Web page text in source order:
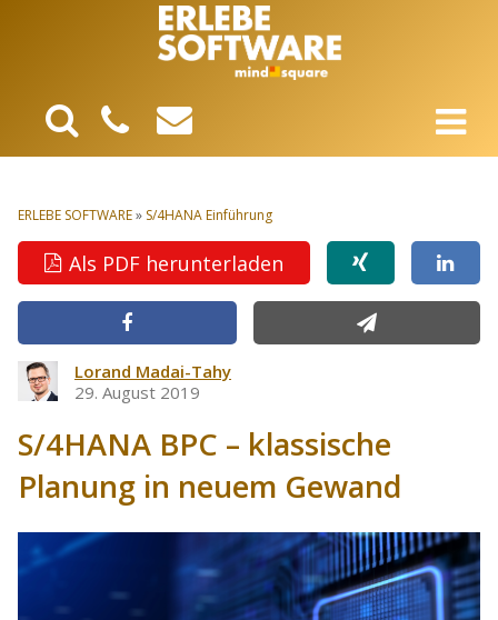
ERLEBE SOFTWARE» S/4HANA Einführung
Als PDF herunterladen
Lorand Madai-Tahy
29. August 2019
S/4HANA BPC – klassische
Planung in neuem Gewand